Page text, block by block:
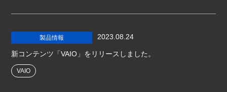
製品情報 2023.08.24
新コンテンツ「VAIO」をリリースしました。
VAIO